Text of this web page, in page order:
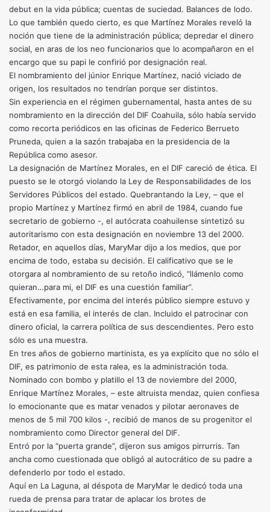
debut en la vida pública; cuentas de suciedad. Balances de lodo.
Lo que también quedo cierto, es que Martínez Morales reveló la
noción que tiene de la administración pública; depredar el dinero
social, en aras de los neo funcionarios que lo acompañaron en el
encargo que su papi le confirió por designación real.
El nombramiento del júnior Enrique Martínez, nació viciado de
origen, los resultados no tendrían porque ser distintos.
Sin experiencia en el régimen gubernamental, hasta antes de su
nombramiento en la dirección del DIF Coahuila, sólo había servido
como recorta periódicos en las oficinas de Federico Berrueto
Pruneda, quien a la sazón trabajaba en la presidencia de la
República como asesor.
La designación de Martínez Morales, en el DIF careció de ética. El
puesto se le otorgó violando la Ley de Responsabilidades de los
Servidores Públicos del estado. Quebrantando la Ley, – que el
propio Martínez y Martínez firmó en abril de 1984, cuando fue
secretario de gobierno -, el autócrata coahuilense sintetizó su
autoritarismo con esta designación en noviembre 13 del 2000.
Retador, en aquellos días, MaryMar dijo a los medios, que por
encima de todo, estaba su decisión. El calificativo que se le
otorgara al nombramiento de su retoño indicó, “llámenlo como
quieran…para mi, el DIF es una cuestión familiar”.
Efectivamente, por encima del interés público siempre estuvo y
está en esa familia, el interés de clan. Incluido el patrocinar con
dinero oficial, la carrera política de sus descendientes. Pero esto
sólo es una muestra.
En tres años de gobierno martinista, es ya explícito que no sólo el
DIF, es patrimonio de esta ralea, es la administración toda.
Nominado con bombo y platillo el 13 de noviembre del 2000,
Enrique Martínez Morales, – este altruista mendaz, quien confiesa
lo emocionante que es matar venados y pilotar aeronaves de
menos de 5 mil 700 kilos -, recibió de manos de su progenitor el
nombramiento como Director general del DIF.
Entró por la “puerta grande”, dijeron sus amigos pirrurris. Tan
ancha como cuestionada que obligó al autocrático de su padre a
defenderlo por todo el estado.
Aquí en La Laguna, al déspota de MaryMar le dedicó toda una
rueda de prensa para tratar de aplacar los brotes de